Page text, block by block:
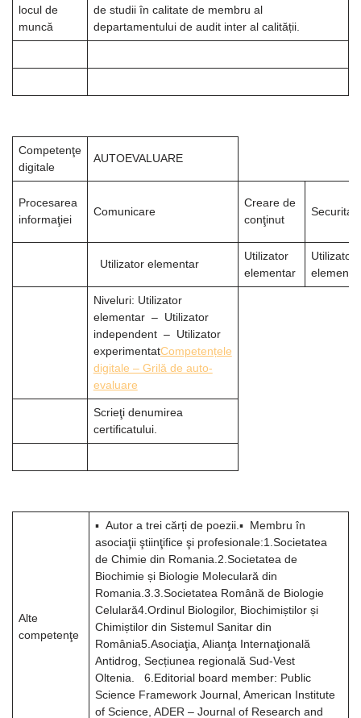
locul de
muncă
de studii în calitate de membru al
departamentului de audit inter al calității.
Competenţe
digitale
AUTOEVALUARE
Procesarea
informaţiei
Comunicare
Creare de
conţinut
Utilizator elementar
Utilizator
elementar
Utilizator
Niveluri: Utilizator
elementar – Utilizator
independent – Utilizator
experimentatCompetențele
digitale – Grilă de auto-
evaluare
Scrieţi denumirea
certificatului.
Alte
competenţe
▪ Autor a trei cărți de poezii.▪ Membru în
asociaţii ştiinţifice şi profesionale:1.Societatea
de Chimie din Romania.2.Societatea de
Biochimie și Biologie Moleculară din
Romania.3.3.Societatea Română de Biologie
Celulară4.Ordinul Biologilor, Biochimiștilor și
Chimiștilor din Sistemul Sanitar din
România5.Asociaţia, Alianţa Internaţională
Antidrog, Secțiunea regională Sud-Vest
Oltenia. 6.Editorial board member: Public
Science Framework Journal, American Institute
of Science, ADER – Journal of Research and